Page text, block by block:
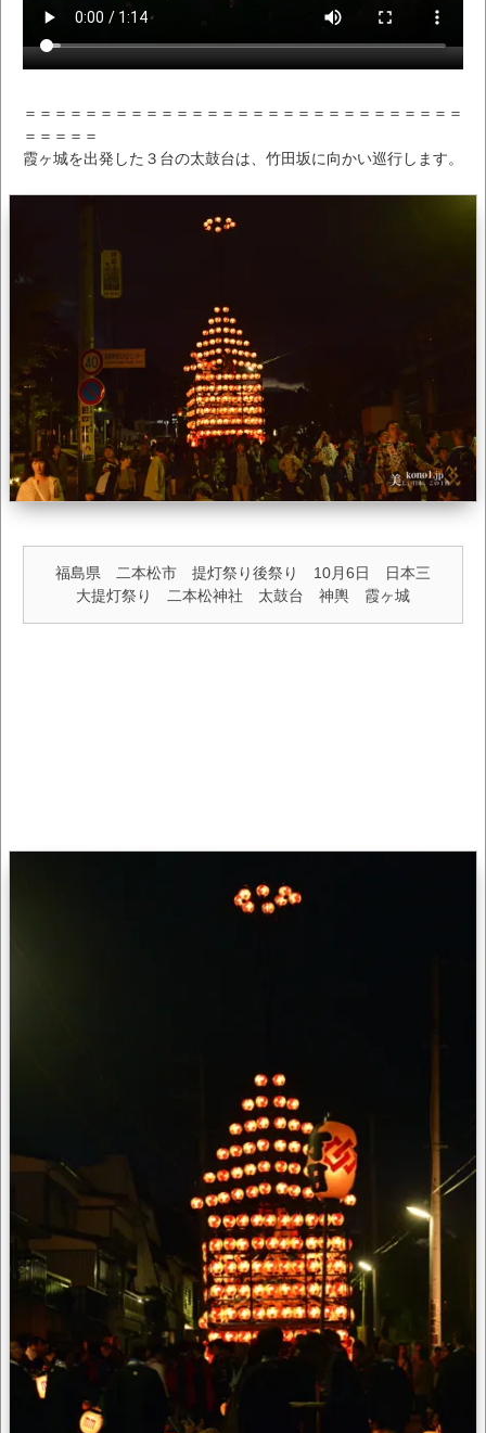
＝＝＝＝＝＝＝＝＝＝＝＝＝＝＝＝＝＝＝＝＝＝＝＝＝＝＝＝＝
＝＝＝＝＝
霞ヶ城を出発した３台の太鼓台は、竹田坂に向かい巡行します。
福島県 二本松市 提灯祭り後祭り 10月6日 日本三
大提灯祭り 二本松神社 太鼓台 神輿 霞ヶ城